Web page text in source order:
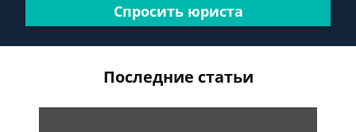
Спросить юриста
Последние статьи